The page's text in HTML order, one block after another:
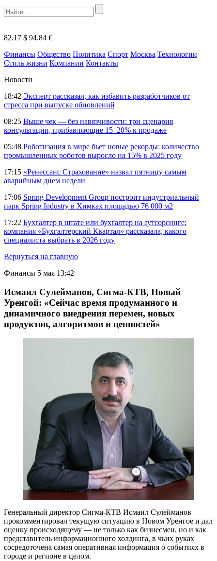
82.17 $ 94.84 €
Финансы Общество Политика Спорт Москва Технологии
Стиль жизни Компании Контакты
Новости
18:42 Эксперт рассказал, как избавить разработчиков от
стресса при выпуске обновлений
08:25 Выше чек — без навязчивости: три сценария
консультации, прибавляющие 15–20% к продаже
05:48 Роботизация в мире бьет новые рекорды: количество
промышленных роботов выросло на 15% в 2025 году
17:15 «Ренессанс Страхование» назвал пятницу самым
аварийным днем недели
17:06 Spring Development Group построит индустриальный
парк Spring Industry в Химках площадью 76 000 м2
17:22 Бухгалтер в штате или бухгалтер на аутсорсинге:
компания «Бухгалтерский Квартал» рассказала, какого
специалиста выбрать в 2026 году
Вернуться на главную
Финансы 5 мая 13:42
Исмаил Сулейманов, Сигма-КТВ, Новый
Уренгой: «Сейчас время продуманного и
динамичного внедрения перемен, новых
продуктов, алгоритмов и ценностей»
Генеральный директор Сигма-КТВ Исмаил Сулейманов
прокомментировал текущую ситуацию в Новом Уренгое и дал
оценку происходящему — не только как бизнесмен, но и как
представитель информационного холдинга, в чьих руках
сосредоточена самая оперативная информация о событиях в
городе и регионе в целом.